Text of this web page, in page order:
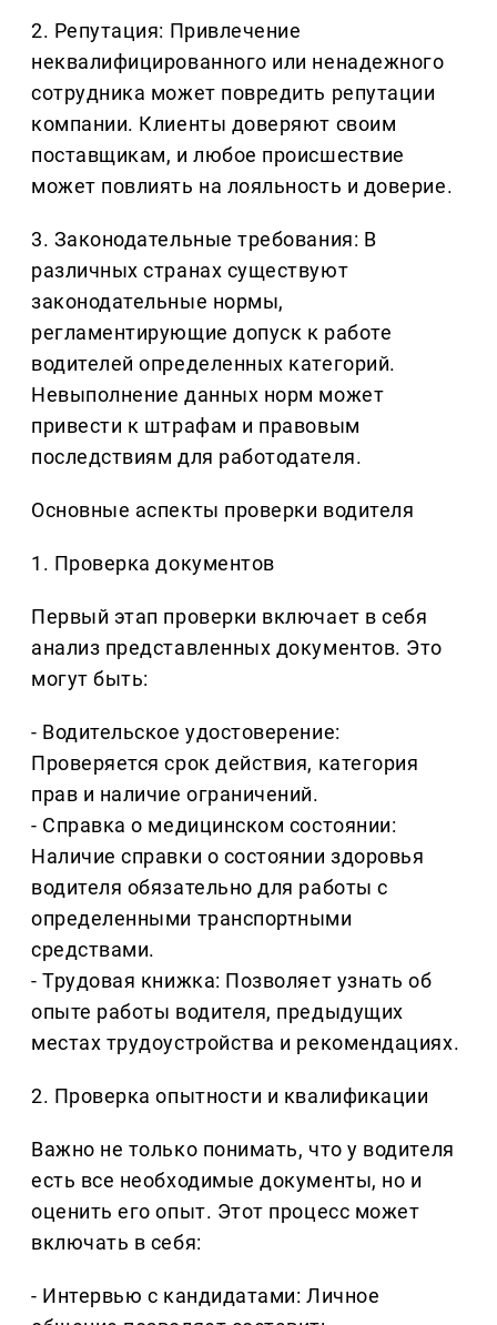
2. Репутация: Привлечение
неквалифицированного или ненадежного
сотрудника может повредить репутации
компании. Клиенты доверяют своим
поставщикам, и любое происшествие
может повлиять на лояльность и доверие.
3. Законодательные требования: В
различных странах существуют
законодательные нормы,
регламентирующие допуск к работе
водителей определенных категорий.
Невыполнение данных норм может
привести к штрафам и правовым
последствиям для работодателя.
Основные аспекты проверки водителя
1. Проверка документов
Первый этап проверки включает в себя
анализ представленных документов. Это
могут быть:
- Водительское удостоверение:
Проверяется срок действия, категория
прав и наличие ограничений.
- Справка о медицинском состоянии:
Наличие справки о состоянии здоровья
водителя обязательно для работы с
определенными транспортными
средствами.
- Трудовая книжка: Позволяет узнать об
опыте работы водителя, предыдущих
местах трудоустройства и рекомендациях.
2. Проверка опытности и квалификации
Важно не только понимать, что у водителя
есть все необходимые документы, но и
оценить его опыт. Этот процесс может
включать в себя:
- Интервью с кандидатами: Личное